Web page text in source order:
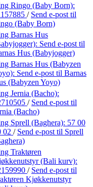
Ringo (Baby Born):
/ Send e-post til
(Baby Born)
Barnas Hus
Send e-post til
Hus (Babyjogger)
Barnas Hus (Babyzen
Send e-post til Barnas
(Babyzen Yoyo)
Jernia (Bacho):
/ Send e-post til
(Bacho)
Sprell (Baghera): 57 00
02 / Send e-post til Sprell
Traktøren
(Bali kurv):
/ Send e-post til
Kjøkkenutstyr